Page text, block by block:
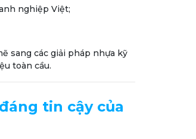
nghiệp Việt;
sang các giải pháp nhựa kỹ
toàn cầu.
tin cậy của